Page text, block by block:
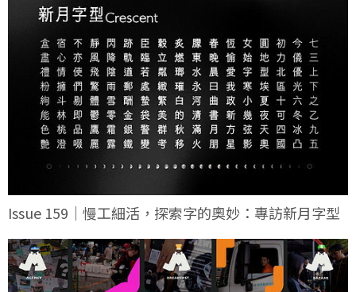
Issue 159｜慢工細活，探索字的奧妙：專訪新月字型